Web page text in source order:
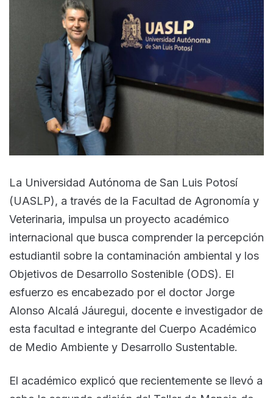
La Universidad Autónoma de San Luis Potosí
(UASLP), a través de la Facultad de Agronomía y
Veterinaria, impulsa un proyecto académico
internacional que busca comprender la percepción
estudiantil sobre la contaminación ambiental y los
Objetivos de Desarrollo Sostenible (ODS). El
esfuerzo es encabezado por el doctor Jorge
Alonso Alcalá Jáuregui, docente e investigador de
esta facultad e integrante del Cuerpo Académico
de Medio Ambiente y Desarrollo Sustentable.
El académico explicó que recientemente se llevó a